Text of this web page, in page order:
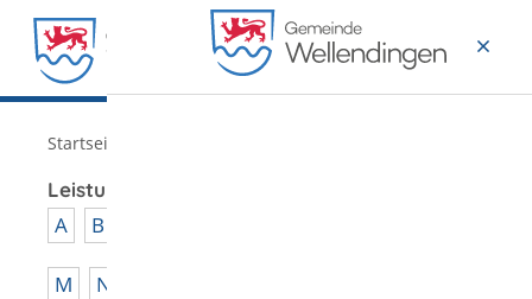
Startseite
Leistungen von A - Z
A B
M N